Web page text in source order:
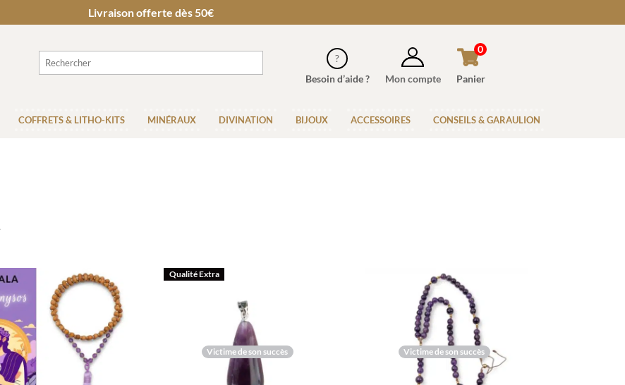
Livraison offerte dès 50€
Besoin d’aide ? Mon compte Panier
0
COFFRETS & LITHO-KITS MINÉRAUX DIVINATION BIJOUX ACCESSOIRES CONSEILS & GARAULION
Victime de son succès
Qualité Extra
Victime de son succès